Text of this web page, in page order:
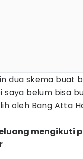
dua skema buat
saya belum bisa
oleh Bang Atta
mengikuti